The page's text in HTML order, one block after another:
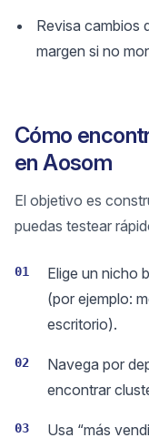
Revisa cambios
margen si no
Cómo
en Aosom
El objetivo es
puedas testear
01
Elige un nicho
(por ejemplo:
escritorio).
02
Navega por
encontrar
03
Usa “más